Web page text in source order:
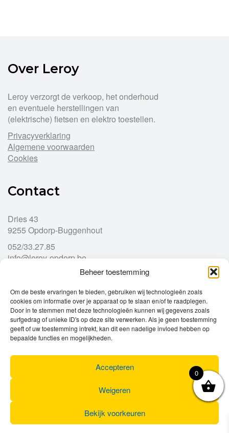
Beheer toestemming
Om de beste ervaringen te bieden, gebruiken wij technologieën zoals
cookies om informatie over je apparaat op te slaan en/of te raadplegen.
Door in te stemmen met deze technologieën kunnen wij gegevens zoals
surfgedrag of unieke ID's op deze site verwerken. Als je geen toestemming
geeft of uw toestemming intrekt, kan dit een nadelige invloed hebben op
bepaalde functies en mogelijkheden.
Accepteren
Weigeren
Bekijk voorkeuren
Over Leroy
Leroy verzorgt de verkoop, het onderhoud
en eventuele herstellingen van
(elektrische) fietsen en elektro toestellen.
Privacyverklaring
Algemene voorwaarden
Cookies
Contact
Dries 43
9255 Opdorp-Buggenhout
052/33.27.85
info@leroy-opdorp.be
Openingsuren
Ma
gesloten
Di
9u – 12u
13u – 18u00
Wo
9u – 12u
13u – 18u00
Do
9u – 12u
13u – 18u00
13u – 18u00
Za
0